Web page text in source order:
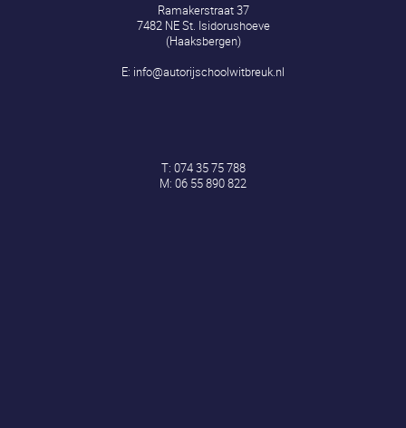
Ramakerstraat 37
7482 NE St. Isidorushoeve
(Haaksbergen)
E: info@autorijschoolwitbreuk.nl
T: 074 35 75 788
M: 06 55 890 822